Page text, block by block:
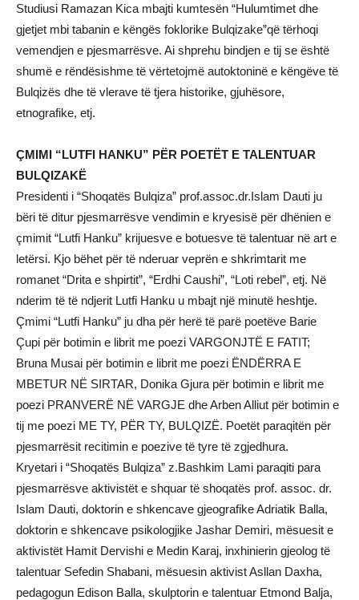
Studiusi Ramazan Kica mbajti kumtesën “Hulumtimet dhe
gjetjet mbi tabanin e këngës foklorike Bulqizake”që tërhoqi
vemendjen e pjesmarrësve. Ai shprehu bindjen e tij se është
shumë e rëndësishme të vërtetojmë autoktoninë e këngëve të
Bulqizës dhe të vlerave të tjera historike, gjuhësore,
etnografike, etj.
ÇMIMI “LUTFI HANKU” PËR POETËT E TALENTUAR
BULQIZAKË
Presidenti i “Shoqatës Bulqiza” prof.assoc.dr.Islam Dauti ju
bëri të ditur pjesmarrësve vendimin e kryesisë për dhënien e
çmimit “Lutfi Hanku” krijuesve e botuesve të talentuar në art e
letërsi. Kjo bëhet për të nderuar veprën e shkrimtarit me
romanet “Drita e shpirtit”, “Erdhi Caushi”, “Loti rebel”, etj. Në
nderim të të ndjerit Lutfi Hanku u mbajt një minutë heshtje.
Çmimi “Lutfi Hanku” ju dha për herë të parë poetëve Barie
Çupi për botimin e librit me poezi VARGONJTË E FATIT;
Bruna Musai për botimin e librit me poezi ËNDËRRA E
MBETUR NË SIRTAR, Donika Gjura për botimin e librit me
poezi PRANVERË NË VARGJE dhe Arben Alliut për botimin e
tij me poezi ME TY, PËR TY, BULQIZË. Poetët paraqitën për
pjesmarrësit recitimin e poezive të tyre të zgjedhura.
Kryetari i “Shoqatës Bulqiza” z.Bashkim Lami paraqiti para
pjesmarrësve aktivistët e shquar të shoqatës prof. assoc. dr.
Islam Dauti, doktorin e shkencave gjeografike Adriatik Balla,
doktorin e shkencave psikologjike Jashar Demiri, mësuesit e
aktivistët Hamit Dervishi e Medin Karaj, inxhinierin gjeolog të
talentuar Sefedin Shabani, mësuesin aktivist Asllan Daxha,
pedagogun Edison Balla, skulptorin e talentuar Etmond Balja,